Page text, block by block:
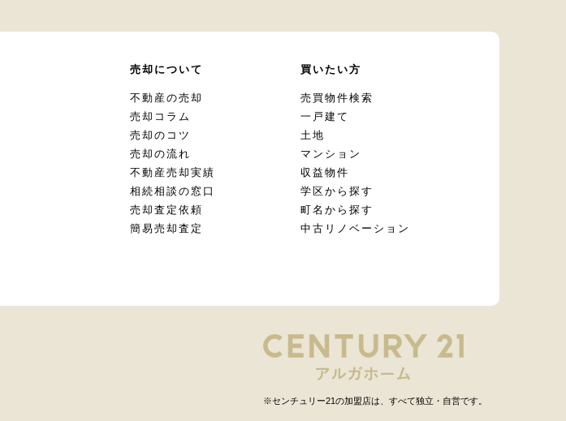
売却について
不動産の売却
売却コラム
売却のコツ
売却の流れ
不動産売却実績
相続相談の窓口
売却査定依頼
簡易売却査定
買いたい方
売買物件検索
一戸建て
土地
マンション
収益物件
学区から探す
町名から探す
中古リノベーション
※センチュリー21の加盟店は、すべて独立・自営です。